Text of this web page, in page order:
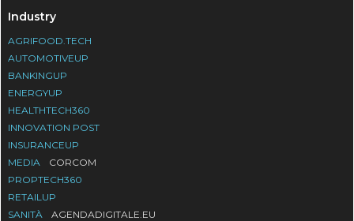
Industry
AGRIFOOD.TECH
AUTOMOTIVEUP
BANKINGUP
ENERGYUP
HEALTHTECH360
INNOVATION POST
INSURANCEUP
MEDIA
CORCOM
PROPTECH360
RETAILUP
SANITÀ
AGENDADIGITALE.EU